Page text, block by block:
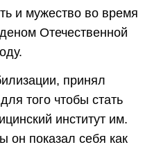
и мужество во время
Отечественной
принял
того что­бы стать
институт им.
он показал себя как